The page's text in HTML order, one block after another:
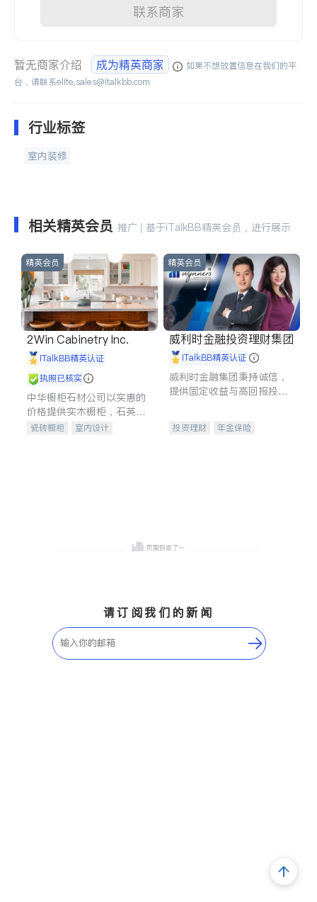
联系商家
暂无商家介绍 成为精英商家
如果不想放置信息在我们的平
台，请联系elite.sales@italkbb.com
行业标签
室内装修
相关精英会员 推广 | 基于iTalkBB精英会员，进行展示
精英会员
2Win Cabinetry Inc.
iTalkBB精英认证
执照已核实
中华橱柜石材公司以实惠的
价格提供实木橱柜，石英石
台面，多种优质不锈钢水
瓷砖橱柜
室内设计
精英会员
威利时金融投资理财集团
iTalkBB精英认证
威利时金融集团秉持诚信，
提供固定收益与高回报投资
合，助力客户实现目标
投资理财
年金保险
请订阅我们的新闻